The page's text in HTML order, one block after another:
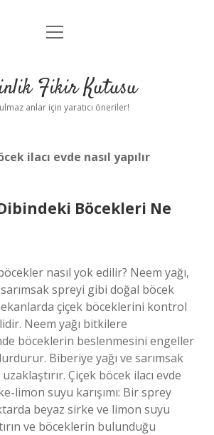
Anasayfa
Yasal Uyarı
menüyü
Fikir Kutusu
anlar için yaratıcı öneriler!
ilacı evde nasıl yapılır
Böcekleri Ne
nasıl yok edilir? Neem yağı,
spreyi gibi doğal böcek
çiçek böceklerini kontrol
Neem yağı bitkilere
böceklerin beslenmesini engeller
Biberiye yağı ve sarımsak
Çiçek böcek ilacı evde
limon suyu karışımı: Bir sprey
beyaz sirke ve limon suyu
ve böceklerin bulunduğu